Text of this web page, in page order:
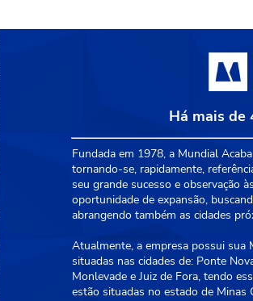
Há mais de
Fundada em 1978, a Mundial
tornando-se, rapidamente,
seu grande sucesso e observação
oportunidade de expansão,
abrangendo também as cidades
Atualmente, a empresa possui sua
situadas nas cidades de: Ponte
Monlevade e Juiz de Fora, tendo
estão situadas no estado de Minas